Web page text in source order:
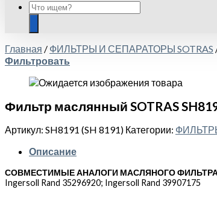
Главная / ФИЛЬТРЫ И СЕПАРАТОРЫ SOTRAS
Фильтровать
Фильтр маслянный SOTRAS
Артикул: SH8191 (SH 8191) Категории:
Описание
СОВМЕСТИМЫЕ АНАЛОГИ МАСЛЯНОГО ФИЛЬТРА
Ingersoll Rand 35296920; Ingersoll Rand 39907175